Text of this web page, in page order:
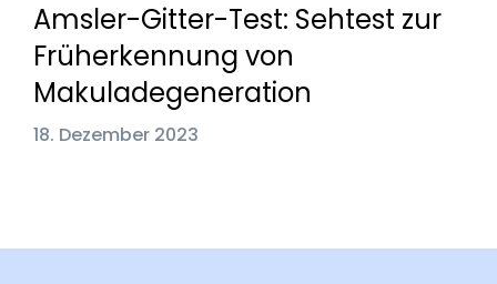
Amsler-Gitter-Test: Sehtest zur
Früherkennung von
Makuladegeneration
18. Dezember 2023